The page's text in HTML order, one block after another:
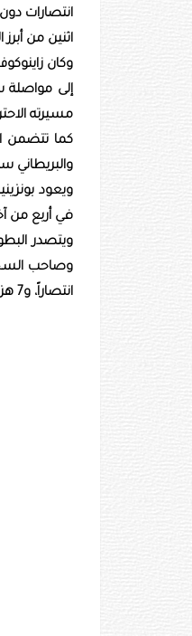
اثنين من
وكان
مسيرته
والبريطاني سام
في أربع من
ويتصدر
انتصاراً، و7 هزائم، ونزال واحد بلا نتيجة»، في مواجهة يتطلع الفائز بها إلى تعزيز فرصه في المنافسة على لقب الفئة.